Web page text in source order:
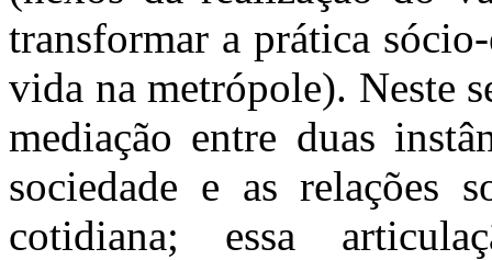
transformar a prática
vida na metrópole). Neste
mediação entre duas
sociedade e as relações
cotidiana; essa